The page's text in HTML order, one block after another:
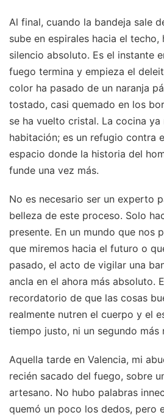
Al final, cuando la bandeja sale
sube en espirales hacia el
silencio absoluto. Es el instante
fuego termina y empieza el
color ha pasado de un naranja
tostado, casi quemado en los
se ha vuelto cristal. La cocina ya
habitación; es un refugio contra
espacio donde la historia del
funde una vez más.
No es necesario ser un experto
belleza de este proceso. Solo
presente. En un mundo que nos
que miremos hacia el futuro o
pasado, el acto de vigilar una
ancla en el ahora más absoluto.
recordatorio de que las cosas
realmente nutren el cuerpo y el
tiempo justo, ni un segundo más
Aquella tarde en Valencia, mi
recién sacado del fuego, sobre
artesano. No hubo palabras
quemó un poco los dedos, pero